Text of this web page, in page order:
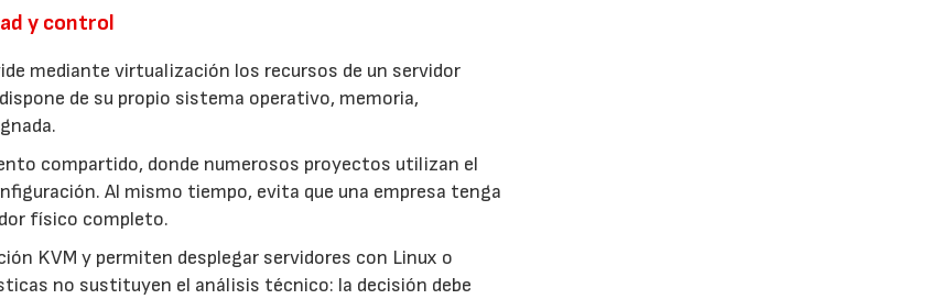
y control
mediante virtualización los recursos de un servidor
de su propio sistema operativo, memoria,
compartido, donde numerosos proyectos utilizan el
Al mismo tiempo, evita que una empresa tenga
físico completo.
KVM y permiten desplegar servidores con Linux o
no sustituyen el análisis técnico: la decisión debe